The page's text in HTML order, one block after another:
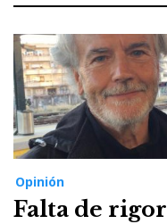
Opinión
Falta de rigor